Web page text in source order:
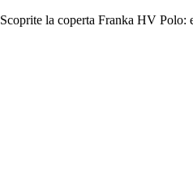
Scoprite la coperta Franka HV Polo: